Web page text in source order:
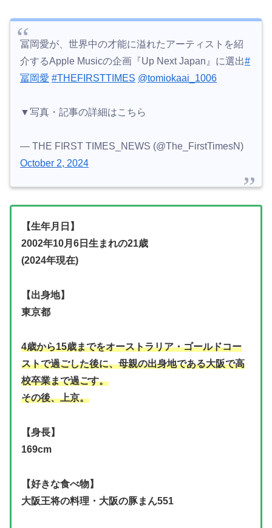
冨岡愛が、世界中の才能に溢れたアーティストを紹
介するApple Musicの企画『Up Next Japan』に選出#
冨岡愛 #THEFIRSTTIMES @tomiokaai_1006
▼写真・記事の詳細はこちら
— THE FIRST TIMES_NEWS (@The_FirstTimesN)
October 2, 2024
【生年月日】
2002年10月6日生まれの21歳
(2024年現在)
【出身地】
東京都
4歳から15歳までをオーストラリア・ゴールドコー
ストで過ごした後に、母親の出身地である大阪で高
校卒業まで過ごす。
その後、上京。
【身長】
169cm
【好きな食べ物】
大阪王将の料理・大阪の豚まん551